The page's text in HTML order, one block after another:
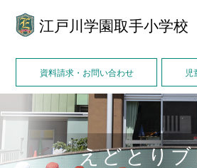
江戸川学園取手小学校
資料請求・お問い合わせ 児
えどとり